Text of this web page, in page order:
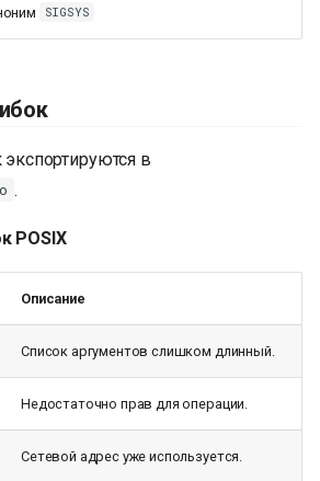
SIGSYS
в
.
POSIX
Описание
Список аргументов слишком длинный.
Недостаточно прав для операции.
Сетевой адрес уже используется.